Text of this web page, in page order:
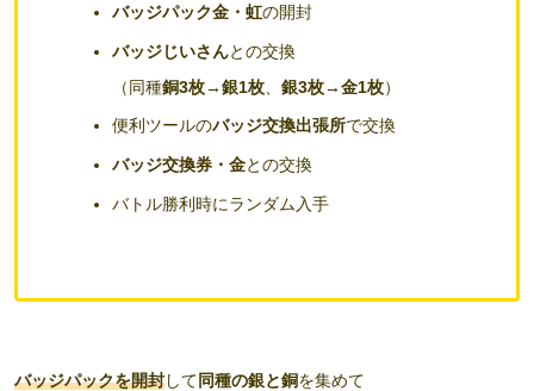
バッジパック金・虹の開封
バッジじいさんとの交換
（同種銅3枚→銀1枚、 銀3枚→金1枚）
便利ツールのバッジ交換出張所で交換
バッジ交換券・金との交換
バトル勝利時にランダム入手
バッジパックを開封して同種の銀と銅を集めて